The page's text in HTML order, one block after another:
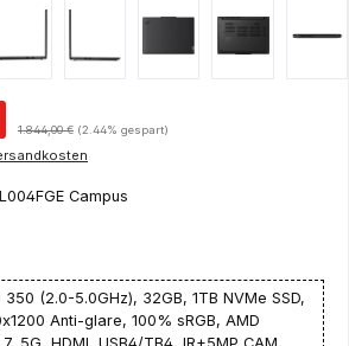
Regulärer Preis:
1.844,00 € (2.44% gespart)
Campus
350 (2.0-5.0GHz), 32GB, 1TB NVMe SSD,
Anti-glare, 100% sRGB, AMD